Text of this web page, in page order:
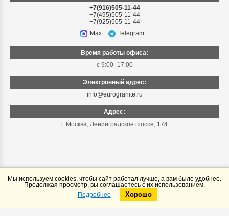
Telegram
+7(916)505-11-44
+7(495)505-11-44
+7(925)505-11-44
Max
Telegram
Время работы офиса:
с 9:00–17:00
Электронный адрес:
info@eurogranite.ru
Адрес:
г. Москва, Ленинградское шоссе, 174
© «Еврогранит», 1999–2026
Информация на сайте не является публичной офертой
Все права защищены. Копирование и использование информации с
Мы используем cookies, чтобы сайт работал лучше, а вам было удобнее.
Продолжая просмотр, вы соглашаетесь с их использованием.
Подробнее
Хорошо